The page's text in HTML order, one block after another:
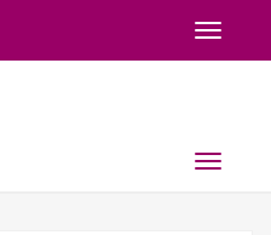
Toggle
Toggle